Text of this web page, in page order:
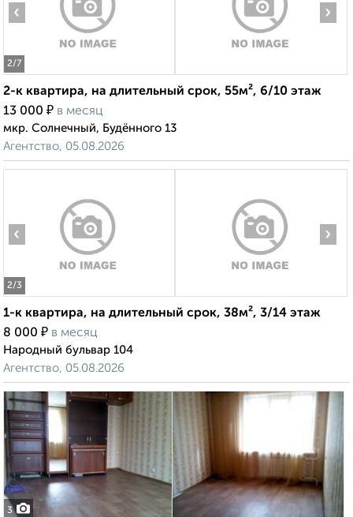
2/7
‹ ›
2-к квартира, на длительный срок, 55м², 6/10 этаж
13 000 ₽ в месяц
мкр. Солнечный, Будённого 13
Агентство, 05.08.2026
2/3
‹ ›
1-к квартира, на длительный срок, 38м², 3/14 этаж
8 000 ₽ в месяц
Народный бульвар 104
Агентство, 05.08.2026
3